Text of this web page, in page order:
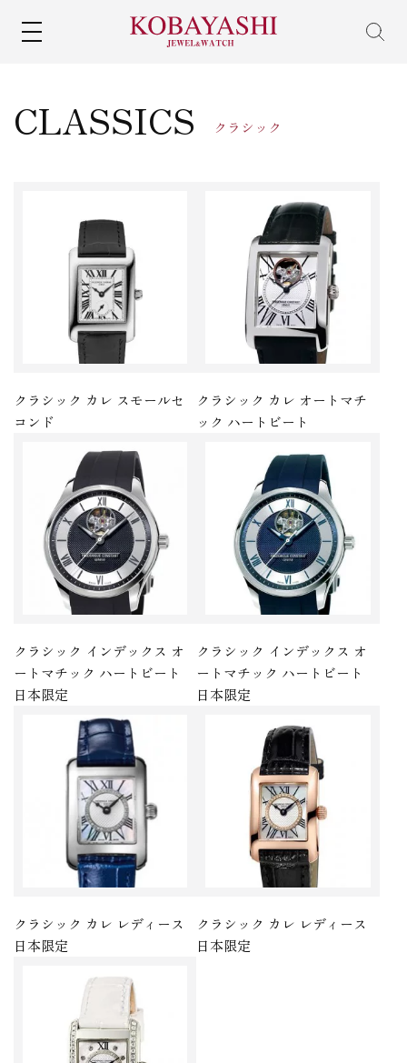
CLASSICS クラシック
クラシック カレ スモールセ
コンド
クラシック カレ オートマチ
ック ハートビート
クラシック インデックス オ
ートマチック ハートビート
日本限定
クラシック インデックス オ
ートマチック ハートビート
日本限定
クラシック カレ レディース
日本限定
クラシック カレ レディース
日本限定